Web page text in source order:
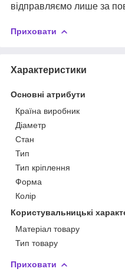
відправляємо лише за
Приховати
Характеристики
Основні атрибути
Країна виробник
Діаметр
Стан
Тип
Тип кріплення
Форма
Колір
Користувальницькі
Матеріал товару
Тип товару
Приховати